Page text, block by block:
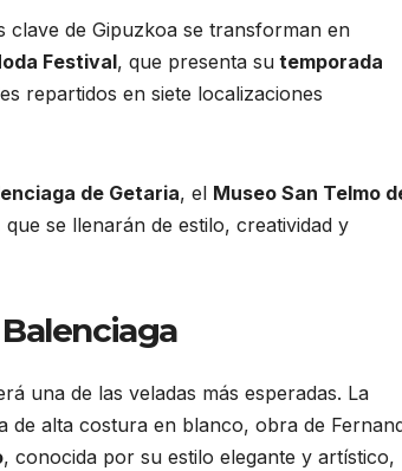
clave de Gipuzkoa se transforman en
Festival, que presenta su temporada
repartidos en siete localizaciones
de Getaria, el Museo San Telmo
que se llenarán de estilo, creatividad y
una de las veladas más esperadas. La
de alta costura en blanco, obra de
, conocida por su estilo elegante y artístico,